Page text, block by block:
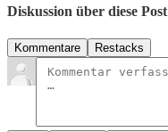
Diskussion über diese Post
Kommentare Restacks